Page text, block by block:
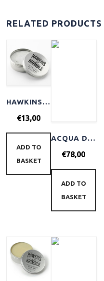
RELATED PRODUCTS
HAWKINS & BRIMBLE MATT CLAY LIGHT-MEDIUM HOLD 100ML
€13,00
ADD TO
BASKET
ACQUA DI PARMA BARBIERE MOISTURISING FACE CREAM 50ML
€78,00
ADD TO
BASKET